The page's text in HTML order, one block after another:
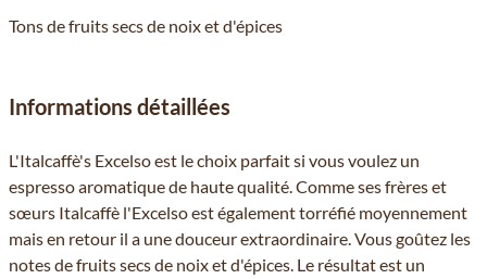
Tons de fruits secs de noix et d'épices
Informations détaillées
L'Italcaffè's Excelso est le choix parfait si vous voulez un
espresso aromatique de haute qualité. Comme ses frères et
sœurs Italcaffè l'Excelso est également torréfié moyennement
mais en retour il a une douceur extraordinaire. Vous goûtez les
notes de fruits secs de noix et d'épices. Le résultat est un